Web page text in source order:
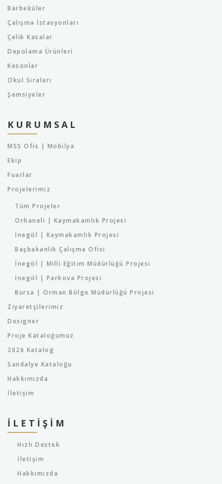
Barbeküler
Çalışma İstasyonları
Çelik Kasalar
Depolama Ürünleri
Kesonlar
Okul Sıraları
Şemsiyeler
KURUMSAL
MSS Ofis | Mobilya
Ekip
Fuarlar
Projelerimiz
Tüm Projeler
Orhaneli | Kaymakamlık Projesi
İnegöl | Kaymakamlık Projesi
Başbakanlık Çalışma Ofisi
İnegöl | Milli Eğitim Müdürlüğü Projesi
İnegöl | Parkova Projesi
Bursa | Orman Bölge Müdürlüğü Projesi
Ziyaretçilerimiz
Designer
Proje Kataloğumuz
2026 Katalog
Sandalye Kataloğu
Hakkımızda
İletişim
İLETIŞIM
Hızlı Destek
İletişim
Hakkımızda